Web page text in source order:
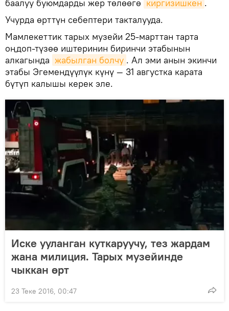
баалуу буюмдарды жер төлөөгө киргизишкен .
Учурда өрттүн себептери такталууда.
Мамлекеттик тарых музейи 25-марттан тарта
оңдоп-түзөө иштеринин биринчи этабынын
алкагында жабылган болчу . Ал эми анын экинчи
этабы Эгемендүүлүк күнү — 31 августка карата
бүтүп калышы керек эле.
Иске ууланган куткаруучу, тез жардам
жана милиция. Тарых музейинде
чыккан өрт
23 Теке 2016, 00:47